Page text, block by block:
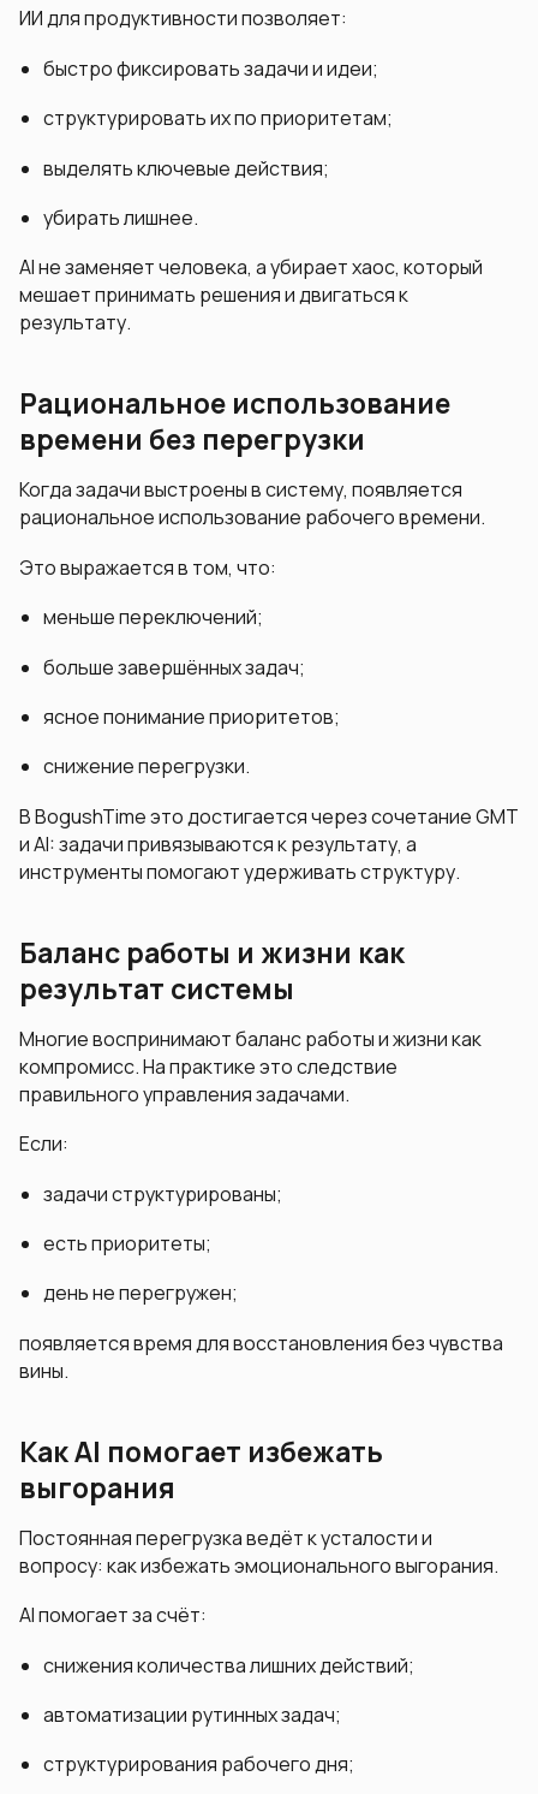
ИИ для продуктивности позволяет:
быстро фиксировать задачи и идеи;
структурировать их по приоритетам;
выделять ключевые действия;
убирать лишнее.
AI не заменяет человека, а убирает хаос, который
мешает принимать решения и двигаться к
результату.
Рациональное использование
времени без перегрузки
Когда задачи выстроены в систему, появляется
рациональное использование рабочего времени.
Это выражается в том, что:
меньше переключений;
больше завершённых задач;
ясное понимание приоритетов;
снижение перегрузки.
В BogushTime это достигается через сочетание GMT
и AI: задачи привязываются к результату, а
инструменты помогают удерживать структуру.
Баланс работы и жизни как
результат системы
Многие воспринимают баланс работы и жизни как
компромисс. На практике это следствие
правильного управления задачами.
Если:
задачи структурированы;
есть приоритеты;
день не перегружен;
появляется время для восстановления без чувства
вины.
Как AI помогает избежать
выгорания
Постоянная перегрузка ведёт к усталости и
вопросу: как избежать эмоционального выгорания.
AI помогает за счёт:
снижения количества лишних действий;
автоматизации рутинных задач;
структурирования рабочего дня;